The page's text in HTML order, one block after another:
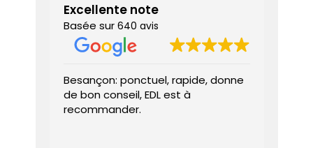
Excellente note
Basée sur 640 avis
Besançon: ponctuel, rapide, donne
de bon conseil, EDL est à
recommander.